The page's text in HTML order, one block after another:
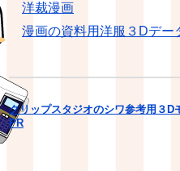
洋裁漫画
漫画の資料用洋服３Dデー
クリップスタジオのシワ参考用３D
PR